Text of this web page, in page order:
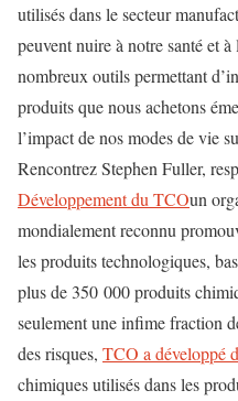
utilisés dans le secteur
peuvent nuire à notre santé et
nombreux outils permettant
produits que nous achetons
l’impact de nos modes de vie
Rencontrez Stephen Fuller,
Développement du TCOun
mondialement reconnu
les produits technologiques,
plus de 350 000 produits
seulement une infime fraction
des risques, TCO a développé
chimiques utilisés dans les